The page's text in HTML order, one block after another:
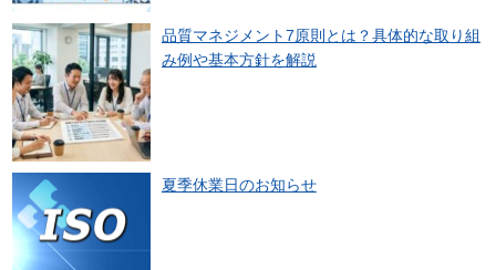
品質マネジメント7原則とは？具体的な取り組
み例や基本方針を解説
夏季休業日のお知らせ